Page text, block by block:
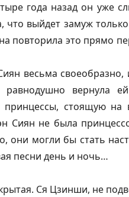
года назад он уже
что выйдет замуж только
повторила это прямо
весьма своеобразно,
вернула ей
принцессы, стоящую на
Сиян не была
они могли бы стать
песни день и ночь…
Ся Цзинши, не